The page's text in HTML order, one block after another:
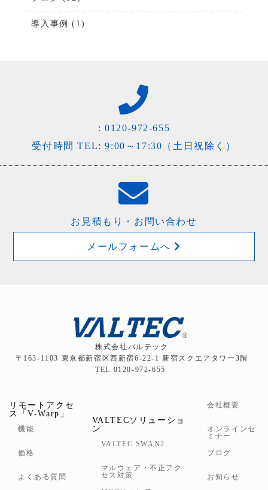
導入事例 (1)
: 0120-972-655
受付時間 TEL: 9:00～17:30（土日祝除く）
お見積もり・お問い合わせ
メールフォームへ
株式会社バルテック
〒163-1103 東京都新宿区西新宿6-22-1 新宿スクエアタワー3階
TEL 0120-972-655
リモートアクセ
ス「V-Warp」
機能
価格
よくある質問
VALTECソリューショ
ン
VALTEC SWAN2
マルウェア・不正アク
セス対策
会社概要
オンラインセ
ミナー
ブログ
お知らせ